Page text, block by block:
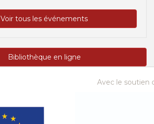
Voir tous les événements
Bibliothèque en ligne
Avec le soutien